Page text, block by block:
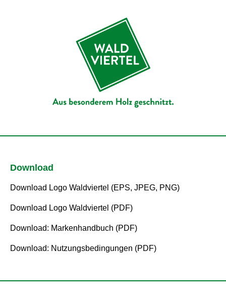
Download
Download Logo Waldviertel (EPS, JPEG, PNG)
Download Logo Waldviertel (PDF)
Download: Markenhandbuch (PDF)
Download: Nutzungsbedingungen (PDF)